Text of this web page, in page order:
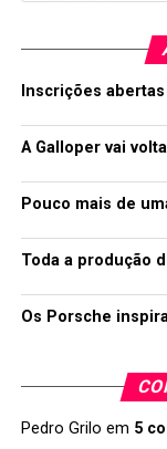
Inscrições
A Galloper vai
Pouco mais de
Toda a produção
Os Porsche
Pedro Grilo em 5